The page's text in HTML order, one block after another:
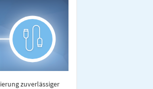
zuverlässiger